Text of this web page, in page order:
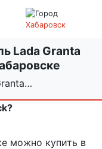
Хабаровск
Lada Granta
можно купить в